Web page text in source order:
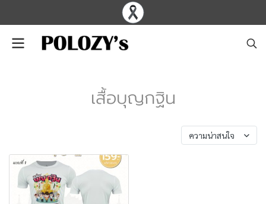
เสื้อบุญกฐิน
ความน่าสนใจ